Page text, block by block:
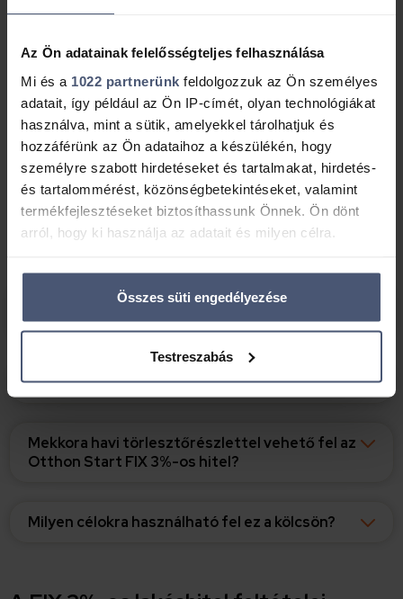
Az Ön adatainak felelősségteljes felhasználása
Mi és a 1022 partnerünk feldolgozzuk az Ön személyes
adatait, így például az Ön IP-címét, olyan technológiákat
használva, mint a sütik, amelyekkel tárolhatjuk és
hozzáférünk az Ön adataihoz a készülékén, hogy
személyre szabott hirdetéseket és tartalmakat, hirdetés-
és tartalommérést, közönségbetekintéseket, valamint
termékfejlesztéseket biztosíthassunk Önnek. Ön dönt
arról, hogy ki használja az adatait és milyen célra.
Ha engedélyezi, a következőt is meg szeretnénk tenni:
Információgyűjtés az Ön földrajzi elhelyezkedéséről
pár méteres pontossággal
tulajdonságainak (ujjlenyomat) aktív ellenőrzésével
. Bármikor módosíthatja vagy visszavonhatja a
Sütinyilatkozathoz való hozzájárulását.
szabásához, közösségi funkciók biztosításához,
Összes süti engedélyezése
Testreszabás
lakáshitelben?
Élj a lehetőséggel! Kérj visszahívást!
Ingyenes visszahívást kérek
Az Otthon Start FIX 3%-os lakáshitel
főbb jellemzői
Milyen kondíciókkal vehető fel a FIX 3%-os
lakáshitel?
Mitől kedvezményes ez a kölcsön?
Mekkora havi törlesztőrészlettel vehető fel az
Otthon Start FIX 3%-os hitel?
Milyen célokra használható fel ez a kölcsön?